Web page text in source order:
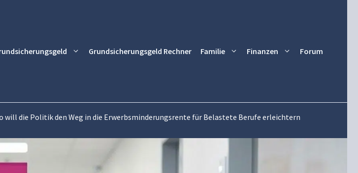
Grundsicherungsgeld Rechner Familie Finanzen Forum
will die Politik den Weg in die Erwerbsminderungsrente für Belastete Berufe erleichtern